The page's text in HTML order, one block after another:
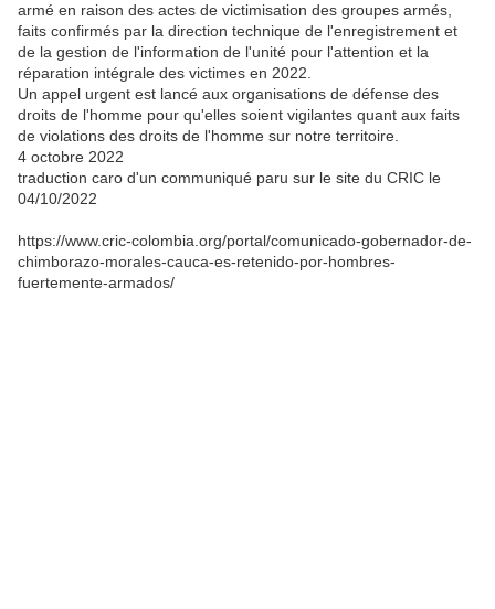
armé en raison des actes de victimisation des groupes armés,
faits confirmés par la direction technique de l'enregistrement et
de la gestion de l'information de l'unité pour l'attention et la
réparation intégrale des victimes en 2022.
Un appel urgent est lancé aux organisations de défense des
droits de l'homme pour qu'elles soient vigilantes quant aux faits
de violations des droits de l'homme sur notre territoire.
4 octobre 2022
traduction caro d'un communiqué paru sur le site du CRIC le
04/10/2022
https://www.cric-colombia.org/portal/comunicado-gobernador-de-
chimborazo-morales-cauca-es-retenido-por-hombres-
fuertemente-armados/